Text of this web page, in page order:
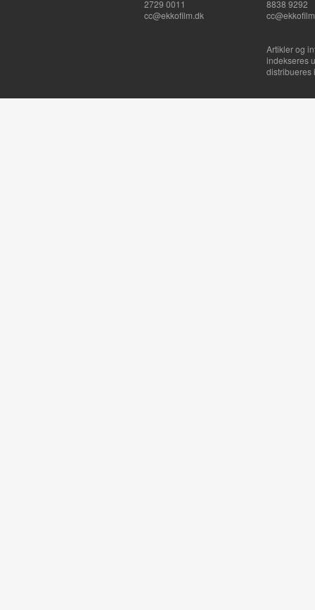
2729 0011
cc@ekkofilm.dk
8838 9292
Artikler og
indekseres
distribueres